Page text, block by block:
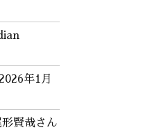
年1月
賢哉さん